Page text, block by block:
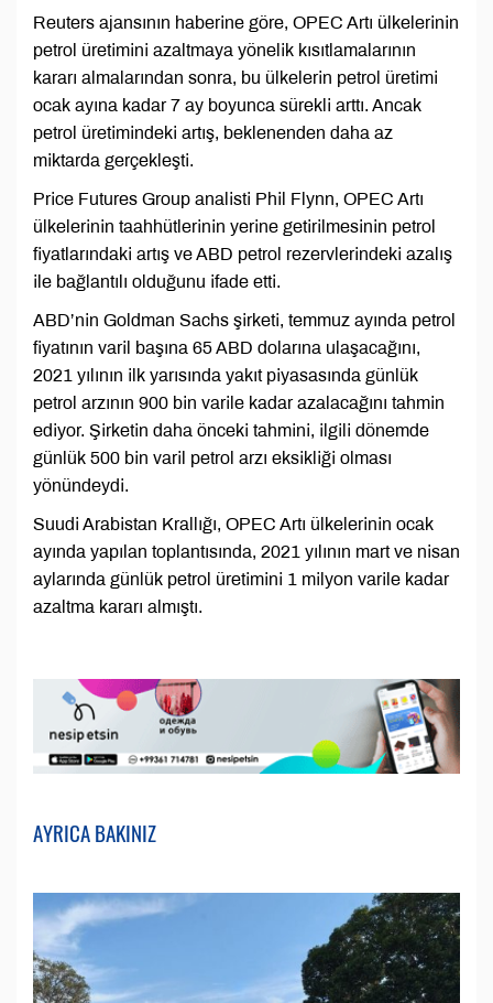
Reuters ajansının haberine göre, OPEC Artı ülkelerinin
petrol üretimini azaltmaya yönelik kısıtlamalarının
kararı almalarından sonra, bu ülkelerin petrol üretimi
ocak ayına kadar 7 ay boyunca sürekli arttı. Ancak
petrol üretimindeki artış, beklenenden daha az
miktarda gerçekleşti.
Price Futures Group analisti Phil Flynn, OPEC Artı
ülkelerinin taahhütlerinin yerine getirilmesinin petrol
fiyatlarındaki artış ve ABD petrol rezervlerindeki azalış
ile bağlantılı olduğunu ifade etti.
ABD’nin Goldman Sachs şirketi, temmuz ayında petrol
fiyatının varil başına 65 ABD dolarına ulaşacağını,
2021 yılının ilk yarısında yakıt piyasasında günlük
petrol arzının 900 bin varile kadar azalacağını tahmin
ediyor. Şirketin daha önceki tahmini, ilgili dönemde
günlük 500 bin varil petrol arzı eksikliği olması
yönündeydi.
Suudi Arabistan Krallığı, OPEC Artı ülkelerinin ocak
ayında yapılan toplantısında, 2021 yılının mart ve nisan
aylarında günlük petrol üretimini 1 milyon varile kadar
azaltma kararı almıştı.
AYRICA BAKINIZ